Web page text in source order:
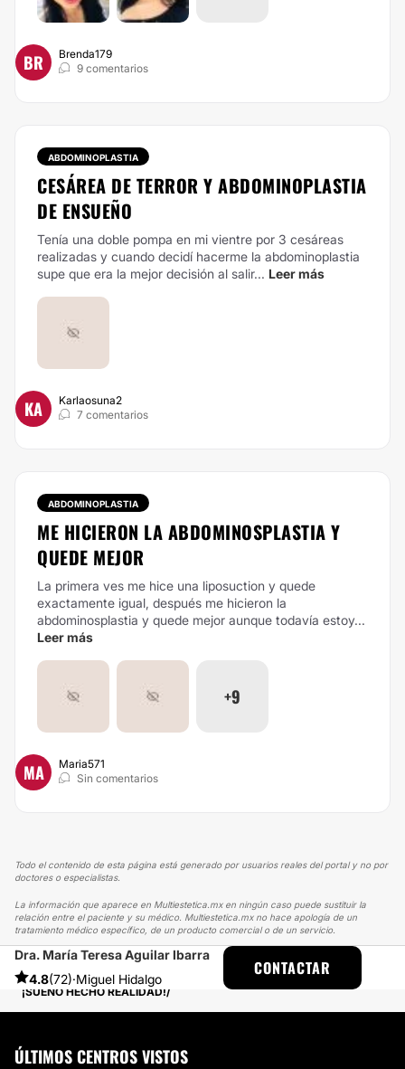
BR
Brenda179
9 comentarios
ABDOMINOPLASTIA
CESÁREA DE TERROR Y ABDOMINOPLASTIA
DE ENSUEÑO
Tenía una doble pompa en mi vientre por 3 cesáreas
realizadas y cuando decidí hacerme la abdominoplastia
supe que era la mejor decisión al salir... Leer más
KA
Karlaosuna2
7 comentarios
ABDOMINOPLASTIA
ME HICIERON LA ABDOMINOSPLASTIA Y
QUEDE MEJOR
La primera ves me hice una liposuction y quede
exactamente igual, después me hicieron la
abdominosplastia y quede mejor aunque todavía estoy...
Leer más
+9
MA
Maria571
Sin comentarios
Todo el contenido de esta página está generado por usuarios reales del portal y no por
doctores o especialistas.
La información que aparece en Multiestetica.mx en ningún caso puede sustituir la
relación entre el paciente y su médico. Multiestetica.mx no hace apología de un
tratamiento médico específico, de un producto comercial o de un servicio.
Dra. María Teresa Aguilar Ibarra
4.8(72)·Miguel Hidalgo
CONTACTAR
MULTIESTETICA
EXPERIENCIAS
EXPERIENCIAS SOBRE AUMENTO DE BUSTO
¡SUEÑO HECHO REALIDAD!
ÚLTIMOS CENTROS VISTOS